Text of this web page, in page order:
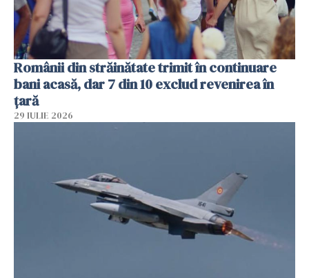
Românii din străinătate trimit în continuare
bani acasă, dar 7 din 10 exclud revenirea în
țară
29 IULIE 2026